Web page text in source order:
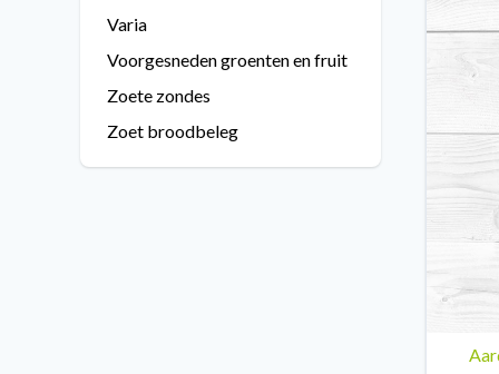
Varia
Voorgesneden groenten en fruit
Zoete zondes
Zoet broodbeleg